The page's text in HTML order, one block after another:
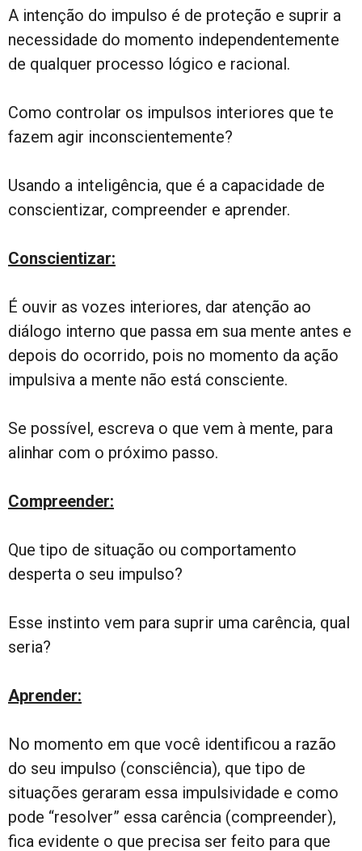
A intenção do impulso é de proteção e suprir a
necessidade do momento independentemente
de qualquer processo lógico e racional.
Como controlar os impulsos interiores que te
fazem agir inconscientemente?
Usando a inteligência, que é a capacidade de
conscientizar, compreender e aprender.
Conscientizar:
É ouvir as vozes interiores, dar atenção ao
diálogo interno que passa em sua mente antes e
depois do ocorrido, pois no momento da ação
impulsiva a mente não está consciente.
Se possível, escreva o que vem à mente, para
alinhar com o próximo passo.
Compreender:
Que tipo de situação ou comportamento
desperta o seu impulso?
Esse instinto vem para suprir uma carência, qual
seria?
Aprender:
No momento em que você identificou a razão
do seu impulso (consciência), que tipo de
situações geraram essa impulsividade e como
pode “resolver” essa carência (compreender),
fica evidente o que precisa ser feito para que